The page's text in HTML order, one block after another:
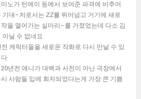
노가 턴에이 등에서 보여준 파격에 비추어
기대–저로서는 ZZ를 뛰어넘고 거기에 새로
을 열어가는 실마리–를 가졌었는데 다소 김
아닐 수 없네요
캐릭터들을 새로운 작화로 다시 만날 수 있
년전 애니가 대백과 사전이 아닌 극장에서
사람들 입에 회자되었다는게 가장 큰 기쁨